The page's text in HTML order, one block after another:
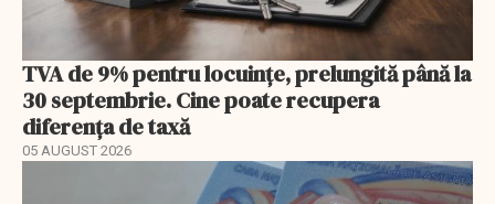
TVA de 9% pentru locuințe, prelungită până la
30 septembrie. Cine poate recupera
diferența de taxă
05 AUGUST 2026